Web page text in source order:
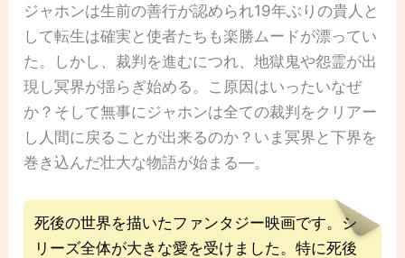
ジャホンは生前の善行が認められ19年ぶりの貴人と
して転生は確実と使者たちも楽勝ムードが漂ってい
た。しかし、裁判を進むにつれ、地獄鬼や怨霊が出
現し冥界が揺らぎ始める。こ原因はいったいなぜ
か？そして無事にジャホンは全ての裁判をクリアー
し人間に戻ることが出来るのか？いま冥界と下界を
巻き込んだ壮大な物語が始まる―。
死後の世界を描いたファンタジー映画です。シ
リーズ全体が大きな愛を受けました。特に死後